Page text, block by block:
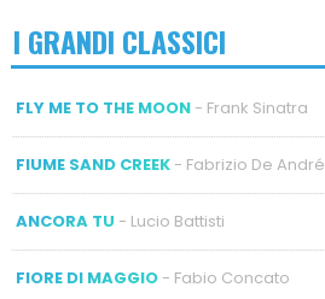
I GRANDI CLASSICI
FLY ME TO THE MOON- Frank Sinatra
FIUME SAND CREEK- Fabrizio De André
ANCORA TU - Lucio Battisti
FIORE DI MAGGIO- Fabio Concato